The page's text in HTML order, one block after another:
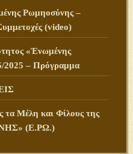
Ρωμηοσύνης –
(video)
«Ἑνωμένης
2025 – Πρόγραμμα
τα Μέλη και Φίλους της
(Ε.ΡΩ.)